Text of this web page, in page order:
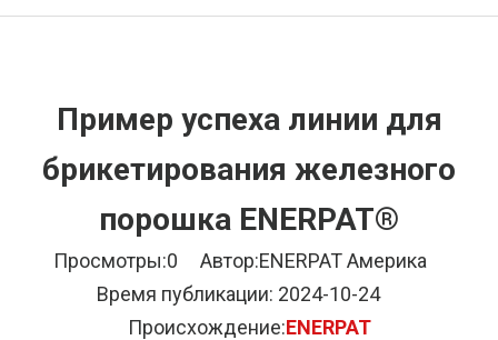
Пример успеха линии для
брикетирования железного
порошка ENERPAT®
Просмотры:0 Автор:ENERPAT Америка
Время публикации: 2024-10-24
Происхождение:ENERPAT